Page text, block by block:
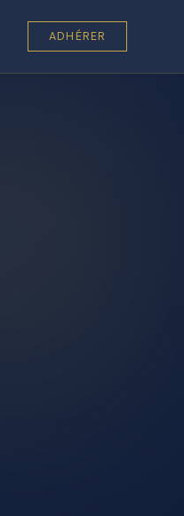
ADHÉRER